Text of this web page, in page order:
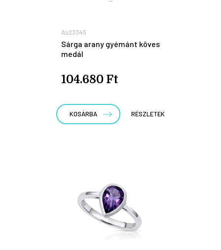
Au23345
Sárga arany gyémánt köves
medál
104.680 Ft
KOSÁRBA RÉSZLETEK